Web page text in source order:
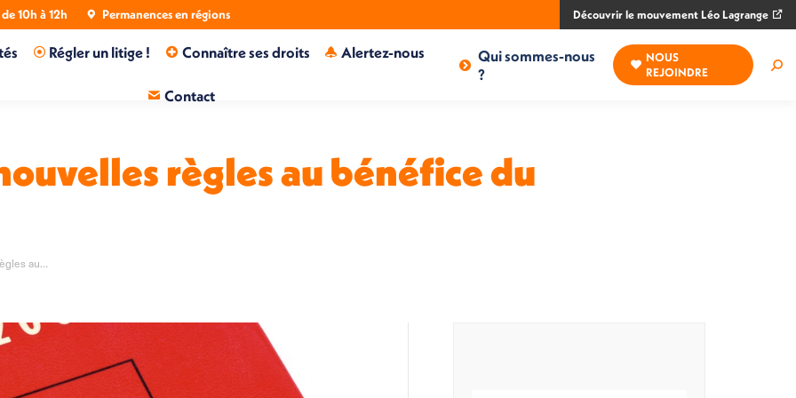
10h à 12h Permanences en régions Découvrir le mouvement Léo Lagrange
Régler un litige ! Connaître ses droits Alertez-nous
Contact
Qui sommes-nous
?
NOUS
REJOINDRE
règles au bénéfice du
au…